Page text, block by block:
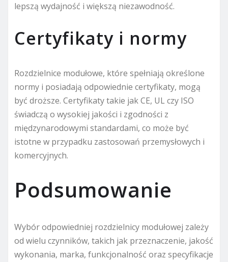
lepszą wydajność i większą niezawodność.
Certyfikaty i normy
Rozdzielnice modułowe, które spełniają określone
normy i posiadają odpowiednie certyfikaty, mogą
być droższe. Certyfikaty takie jak CE, UL czy ISO
świadczą o wysokiej jakości i zgodności z
międzynarodowymi standardami, co może być
istotne w przypadku zastosowań przemysłowych i
komercyjnych.
Podsumowanie
Wybór odpowiedniej rozdzielnicy modułowej zależy
od wielu czynników, takich jak przeznaczenie, jakość
wykonania, marka, funkcjonalność oraz specyfikacje